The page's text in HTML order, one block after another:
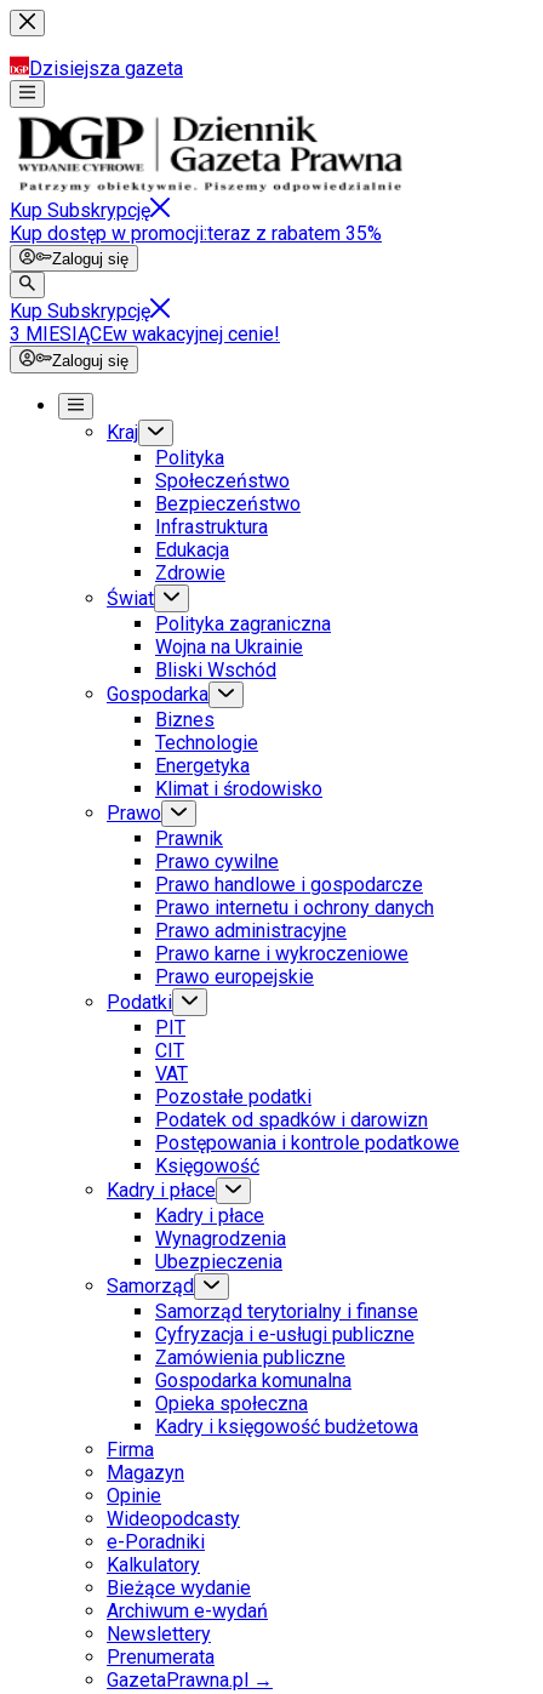
Dzisiejsza gazeta
Kup Subskrypcję
Kup dostęp w promocji:teraz z rabatem 35%
Zaloguj się
Kup Subskrypcję
3 MIESIĄCEw wakacyjnej cenie!
Zaloguj się
Kraj
Polityka
Społeczeństwo
Bezpieczeństwo
Infrastruktura
Edukacja
Zdrowie
Świat
Polityka zagraniczna
Wojna na Ukrainie
Bliski Wschód
Gospodarka
Biznes
Technologie
Energetyka
Klimat i środowisko
Prawo
Prawnik
Prawo cywilne
Prawo handlowe i gospodarcze
Prawo internetu i ochrony danych
Prawo administracyjne
Prawo karne i wykroczeniowe
Prawo europejskie
Podatki
PIT
CIT
VAT
Pozostałe podatki
Podatek od spadków i darowizn
Postępowania i kontrole podatkowe
Księgowość
Kadry i płace
Kadry i płace
Wynagrodzenia
Ubezpieczenia
Samorząd
Samorząd terytorialny i finanse
Cyfryzacja i e-usługi publiczne
Zamówienia publiczne
Gospodarka komunalna
Opieka społeczna
Kadry i księgowość budżetowa
Firma
Magazyn
Opinie
Wideopodcasty
e-Poradniki
Kalkulatory
Bieżące wydanie
Archiwum e-wydań
Newslettery
Prenumerata
GazetaPrawna.pl →